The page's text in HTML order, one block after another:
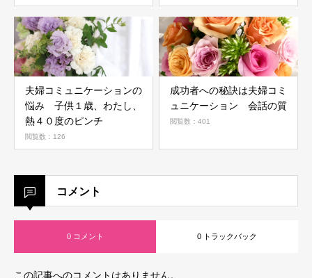
夫婦コミュニケーションの
悩み 子供１歳、わたし、
熱４０度のピンチ
閲覧数：126
成功者への秘訣は夫婦コミ
ュニケーション 会話の質
閲覧数：401
コメント
0 コメント 0 トラックバック
この記事へのコメントはありません。